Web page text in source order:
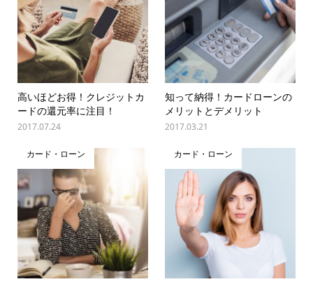
高いほどお得！クレジットカ
ードの還元率に注目！
2017.07.24
知って納得！カードローンの
メリットとデメリット
2017.03.21
カード・ローン カード・ローン